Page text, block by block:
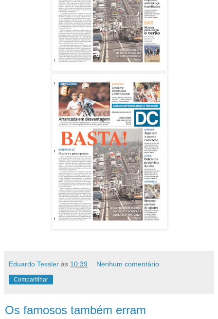
Eduardo Tessler às 10:39 Nenhum comentário:
Compartilhar
Os famosos também erram